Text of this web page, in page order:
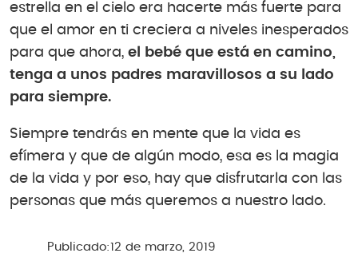
estrella en el cielo era hacerte más fuerte para
que el amor en ti creciera a niveles inesperados
para que ahora, el bebé que está en camino,
tenga a unos padres maravillosos a su lado
para siempre.
Siempre tendrás en mente que la vida es
efímera y que de algún modo, esa es la magia
de la vida y por eso, hay que disfrutarla con las
personas que más queremos a nuestro lado.
Publicado:12 de marzo, 2019